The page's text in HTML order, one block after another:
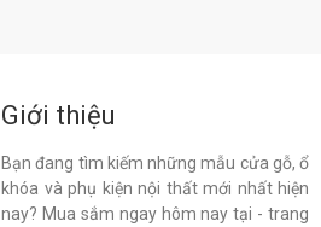
Giới thiệu
Bạn đang tìm kiếm những mẫu cửa gỗ, ổ
khóa và phụ kiện nội thất mới nhất hiện
nay? Mua sắm ngay hôm nay tại - trang